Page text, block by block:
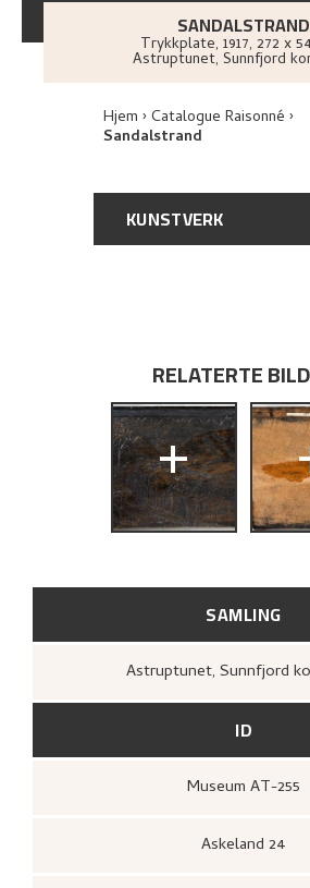
SANDALSTRAND
Trykkplate, 1917, 272 x
Astruptunet, Sunnfjord
Hjem Catalogue Raisonné
Sandalstrand
KUNSTVERK
PROVENIENS
BIBLIOGRAFI
RELATERTE
SAMLING
Astruptunet, Sunnfjord
ID
Museum AT-255
Askeland 24
RELATERTE
+